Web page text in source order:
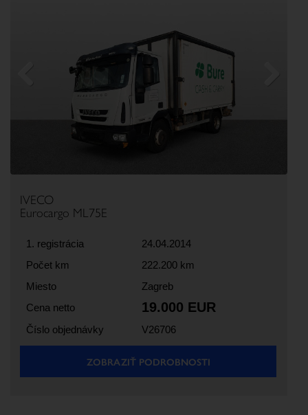
IVECO
Eurocargo ML75E
1. registrácia
24.04.2014
Počet km
222.200 km
Miesto
Zagreb
Cena netto
19.000 EUR
Číslo objednávky V26706
ZOBRAZIŤ PODROBNOSTI